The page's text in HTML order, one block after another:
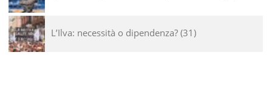
L’Ilva: necessità o dipendenza? 31